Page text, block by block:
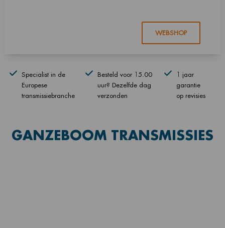
WEBSHOP
Specialist in de
Europese
transmissiebranche
Besteld voor 15.00
uur? Dezelfde dag
verzonden
1 jaar
garantie
op revisies
GANZEBOOM TRANSMISSIES